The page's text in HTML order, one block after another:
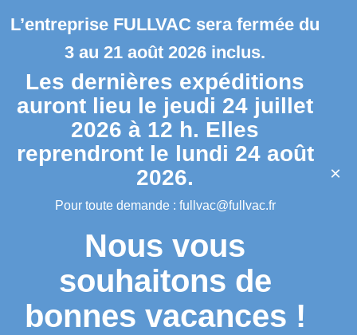
L’entreprise FULLVAC sera fermée du
3 au 21 août 2026 inclus.
Les dernières expéditions
auront lieu le jeudi 24 juillet
2026 à 12 h. Elles
reprendront le lundi 24 août
2026.
Pour toute demande : fullvac@fullvac.fr
Nous vous
souhaitons de
bonnes vacances !
×